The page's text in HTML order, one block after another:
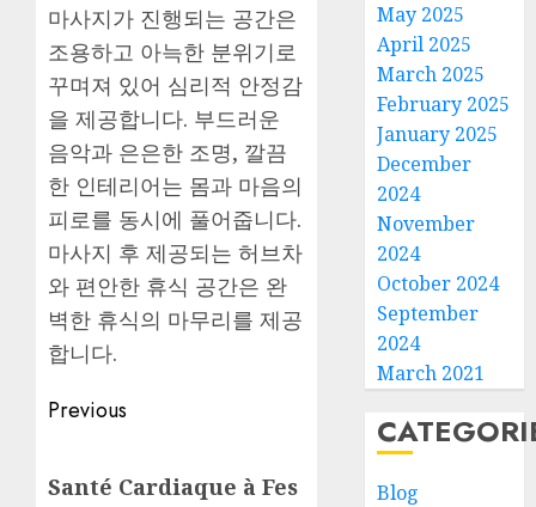
마사지가 진행되는 공간은
조용하고 아늑한 분위기로
꾸며져 있어 심리적 안정감
을 제공합니다. 부드러운
음악과 은은한 조명, 깔끔
한 인테리어는 몸과 마음의
피로를 동시에 풀어줍니다.
마사지 후 제공되는 허브차
와 편안한 휴식 공간은 완
벽한 휴식의 마무리를 제공
합니다.
Post
Previous
post:
Santé Cardiaque à Fes
May 2025
April 2025
March 2025
February 2025
January 2025
December
2024
November
2024
October 2024
September
2024
March 2021
Blog